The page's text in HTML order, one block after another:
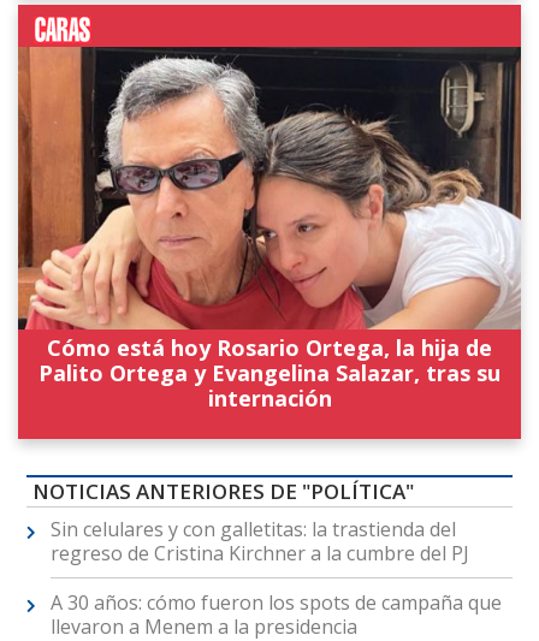
Cómo está hoy Rosario Ortega, la hija de
Palito Ortega y Evangelina Salazar, tras su
internación
NOTICIAS ANTERIORES DE "POLÍTICA"
Sin celulares y con galletitas: la trastienda del
regreso de Cristina Kirchner a la cumbre del PJ
A 30 años: cómo fueron los spots de campaña que
llevaron a Menem a la presidencia